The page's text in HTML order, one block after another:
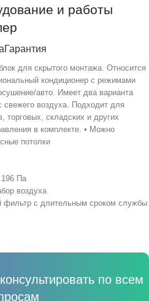
и работы
Гарантия
для скрытого монтажа. Относится
кондиционер с режимами
авто. Имеет два варианта
свежего воздуха. Подходит для
торговых, складских и других
в комплекте. • Можно
потолки
196 Па
воздуха
с длительным сроком службы
по всем